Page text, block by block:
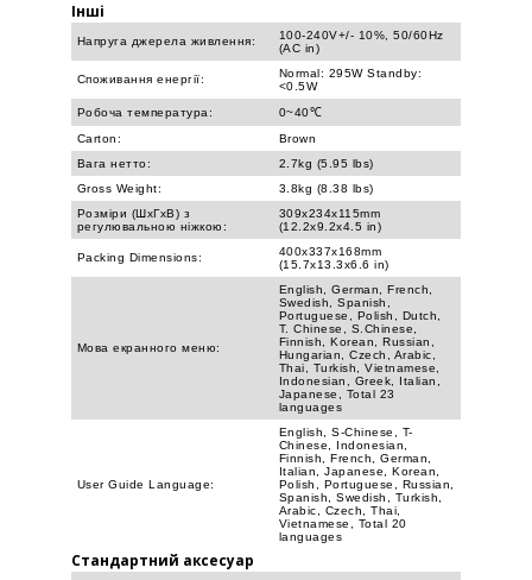
Інші
Напруга джерела живлення:
100-240V+/- 10%, 50/60Hz
(AC in)
Споживання енергії:
Normal: 295W Standby:
<0.5W
Робоча температура:
0~40℃
Carton:
Brown
Вага нетто:
2.7kg (5.95 lbs)
Gross Weight:
3.8kg (8.38 lbs)
Розміри (ШxГxВ) з
регулювальною ніжкою:
309x234x115mm
(12.2x9.2x4.5 in)
Packing Dimensions:
400x337x168mm
(15.7x13.3x6.6 in)
Мова екранного меню:
English, German, French,
Swedish, Spanish,
Portuguese, Polish, Dutch,
T. Chinese, S.Chinese,
Finnish, Korean, Russian,
Hungarian, Czech, Arabic,
Thai, Turkish, Vietnamese,
Indonesian, Greek, Italian,
Japanese, Total 23
languages
User Guide Language:
English, S-Chinese, T-
Chinese, Indonesian,
Finnish, French, German,
Italian, Japanese, Korean,
Polish, Portuguese, Russian,
Spanish, Swedish, Turkish,
Arabic, Czech, Thai,
Vietnamese, Total 20
languages
Стандартний аксесуар